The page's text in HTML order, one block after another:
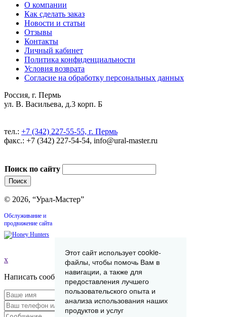
О компании
Как сделать заказ
Новости и статьи
Отзывы
Контакты
Личный кабинет
Политика конфиденциальности
Условия возврата
Согласие на обработку персональных данных
Россия, г. Пермь
ул. В. Васильева, д.3 корп. Б
тел.: +7 (342) 227-55-55, г. Пермь
факс.: +7 (342) 227-54-54, info@ural-master.ru
Поиск по сайту
© 2026, “Урал-Мастер”
Обслуживание и
продвижение сайта
x
Написать сообщение
Этот сайт использует cookie-
файлы, чтобы помочь Вам в
навигации, а также для
предоставления лучшего
пользовательского опыта и
анализа использования наших
продуктов и услуг